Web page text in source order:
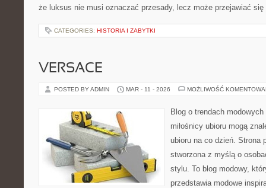
że luksus nie musi oznaczać przesady, lecz może przejawiać
CATEGORIES: HISTORIA I ZABYTKI
VERSACE
POSTED BY ADMIN MAR - 11 - 2026 MOŻLIWOŚĆ
Blog o trendach
miłośnicy ubioru mogą
ubioru na co dzień. Strona
stworzona z myślą o
stylu. To blog modowy,
przedstawia modowe